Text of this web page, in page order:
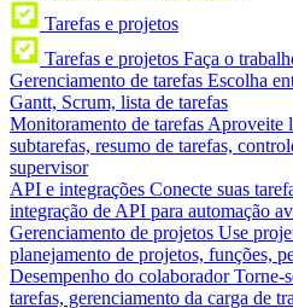
Tarefas e projetos
Tarefas e projetos Faça o
Gerenciamento de tarefas Escolha
Gantt, Scrum, lista de tarefas
Monitoramento de tarefas Aproveite
subtarefas, resumo de tarefas,
supervisor
API e integrações Conecte suas
integração de API para automação
Gerenciamento de projetos Use
planejamento de projetos, funções,
Desempenho do colaborador Torne-
tarefas, gerenciamento da carga de